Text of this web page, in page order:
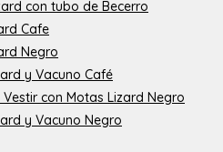
con tubo de Becerro
Cafe
Negro
y Vacuno Café
con Motas Lizard Negro
y Vacuno Negro